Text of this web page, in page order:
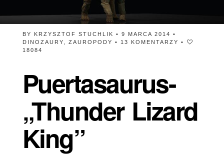
BY KRZYSZTOF STUCHLIK • 9 MARCA 2014 •
DINOZAURY
ZAUROPODY • 13 KOMENTARZY •
18084
Puertasaurus-
„Thunder Lizard
King”